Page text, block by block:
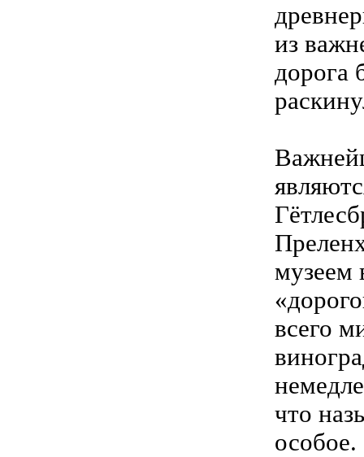
из
дорога
музеем
всего
что
особое.